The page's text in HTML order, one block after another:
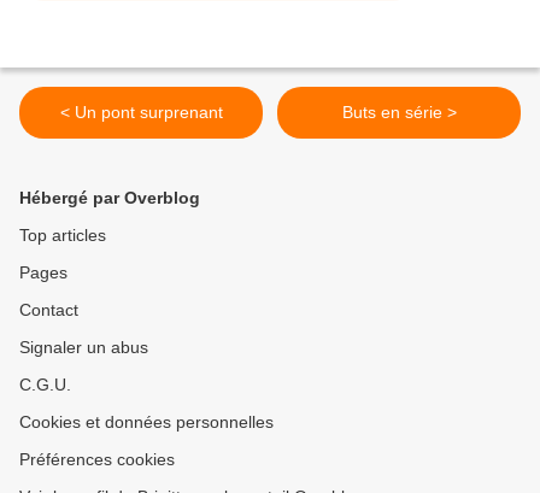
< Un pont surprenant Buts en série >
Hébergé par Overblog
Top articles
Pages
Contact
Signaler un abus
C.G.U.
Cookies et données personnelles
Préférences cookies